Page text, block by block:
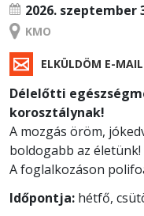
2026. szeptember
KMO
ELKÜLDÖM E-
Délelőtti
korosztálynak!
A mozgás öröm,
boldogabb az életünk!
A foglalkozáson
Időpontja: hétfő,